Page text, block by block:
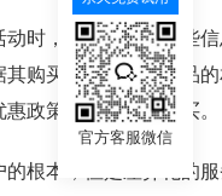
时，要想办法将这些
购买的产品与新产品
政策，促使客户购买。
根本，但是差异化的
官方客服微信